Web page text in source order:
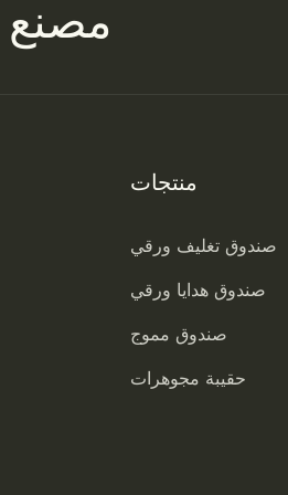
مصنع
منتجات
صندوق تغليف ورقي
صندوق هدايا ورقي
صندوق مموج
حقيبة مجوهرات